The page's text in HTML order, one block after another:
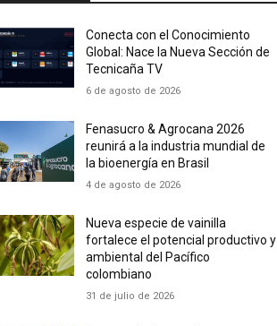
Conecta con el Conocimiento
Global: Nace la Nueva Sección de
Tecnicaña TV
6 de agosto de 2026
Fenasucro & Agrocana 2026
reunirá a la industria mundial de
la bioenergía en Brasil
4 de agosto de 2026
Nueva especie de vainilla
fortalece el potencial productivo y
ambiental del Pacífico
colombiano
31 de julio de 2026